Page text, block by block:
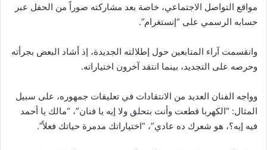
مواقع التواصل الاجتماعي، خاصة بعد مشاركته صوراً من الحفل عبر
حسابه الرسمي على “إنستغرام”.
وانقسمت آراء المتابعين حول إطلالته الجديدة، إذ أشاد البعض بجرأته
وحرصه على التجديد، بينما انتقد آخرون اختياراته.
وواجه الفنان العديد من الانتقادات في تعليقات جمهوره، على سبيل
المثال: “الكهربا قطعت وأنت بتحلق ولا إيه يا فنان”، “مالك يا أحمد
فيه إيه؟، هو شعرك ده عادي”، “اختياراتك مدمرة حياتك فعلاً”.